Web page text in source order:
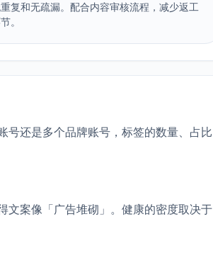
复和无疏漏。配合内容审核流程，减少返工
。
还是多个品牌账号，标签的数量、占比
文案像「广告堆砌」。健康的密度取决于